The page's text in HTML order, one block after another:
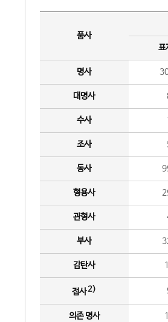
품사
표
명사
대명사
수사
조사
동사
형용사
관형사
부사
감탄사
접사2)
의존 명사